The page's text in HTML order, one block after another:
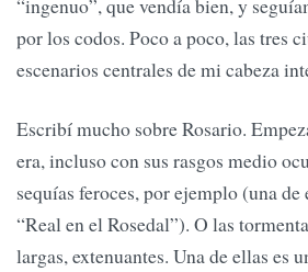
“ingenuo”, que vendía bien, y
por los codos. Poco a poco, las tres
escenarios centrales de mi cabeza
Escribí mucho sobre Rosario.
era, incluso con sus rasgos medio
sequías feroces, por ejemplo (una
“Real en el Rosedal”). O las
largas, extenuantes. Una de ellas es